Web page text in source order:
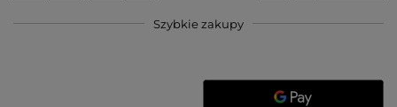
Szybkie zakupy